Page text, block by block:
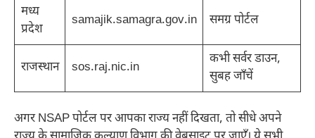
मध्य
प्रदेश
samajik.samagra.gov.in समग्र पोर्टल
राजस्थान sos.raj.nic.in
कभी सर्वर डाउन,
सुबह जाँचें
अगर NSAP पोर्टल पर आपका राज्य नहीं दिखता, तो सीधे अपने